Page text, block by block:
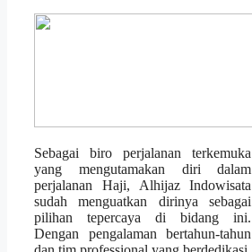
Sebagai biro perjalanan terkemuka
yang mengutamakan diri dalam
perjalanan Haji, Alhijaz Indowisata
sudah menguatkan dirinya sebagai
pilihan tepercaya di bidang ini.
Dengan pengalaman bertahun-tahun